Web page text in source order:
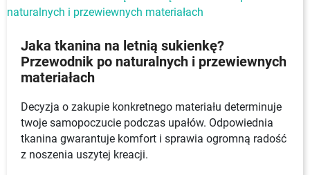
Jaka tkanina na letnią sukienkę?
Przewodnik po naturalnych i przewiewnych
materiałach
Decyzja o zakupie konkretnego materiału determinuje
twoje samopoczucie podczas upałów. Odpowiednia
tkanina gwarantuje komfort i sprawia ogromną radość
z noszenia uszytej kreacji.